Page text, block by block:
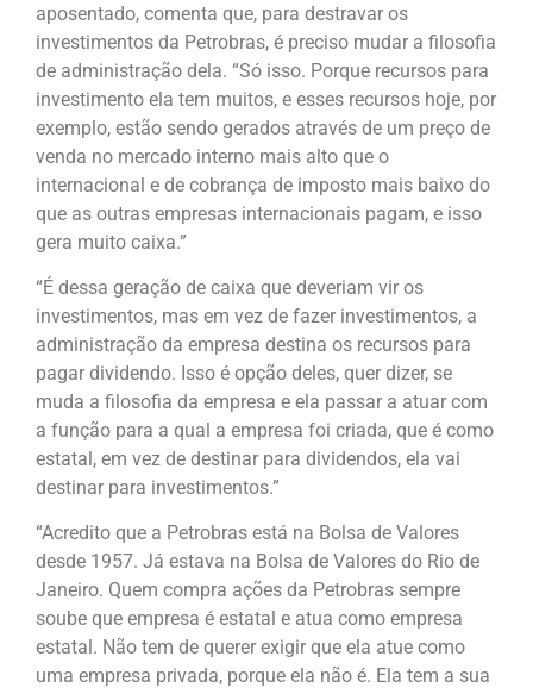
aposentado, comenta que, para destravar os
investimentos da Petrobras, é preciso mudar a filosofia
de administração dela. “Só isso. Porque recursos para
investimento ela tem muitos, e esses recursos hoje, por
exemplo, estão sendo gerados através de um preço de
venda no mercado interno mais alto que o
internacional e de cobrança de imposto mais baixo do
que as outras empresas internacionais pagam, e isso
gera muito caixa.”
“É dessa geração de caixa que deveriam vir os
investimentos, mas em vez de fazer investimentos, a
administração da empresa destina os recursos para
pagar dividendo. Isso é opção deles, quer dizer, se
muda a filosofia da empresa e ela passar a atuar com
a função para a qual a empresa foi criada, que é como
estatal, em vez de destinar para dividendos, ela vai
destinar para investimentos.”
“Acredito que a Petrobras está na Bolsa de Valores
desde 1957. Já estava na Bolsa de Valores do Rio de
Janeiro. Quem compra ações da Petrobras sempre
soube que empresa é estatal e atua como empresa
estatal. Não tem de querer exigir que ela atue como
uma empresa privada, porque ela não é. Ela tem a sua